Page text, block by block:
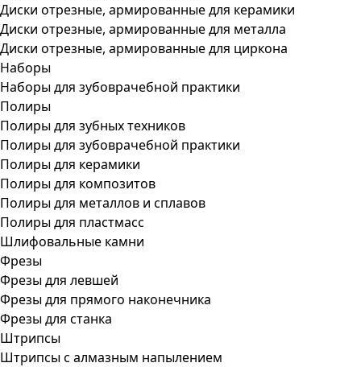
Диски отрезные, армированные для керамики
Диски отрезные, армированные для металла
Диски отрезные, армированные для циркона
Наборы
Наборы для зубоврачебной практики
Полиры
Полиры для зубных техников
Полиры для зубоврачебной практики
Полиры для керамики
Полиры для композитов
Полиры для металлов и сплавов
Полиры для пластмасс
Шлифовальные камни
Фрезы
Фрезы для левшей
Фрезы для прямого наконечника
Фрезы для станка
Штрипсы
Штрипсы c алмазным напылением